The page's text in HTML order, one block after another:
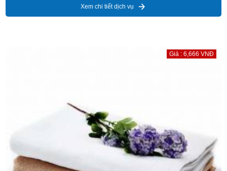
Xem chi tiết dịch vụ
Giá : 6,666 VNĐ